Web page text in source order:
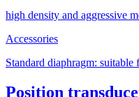
high density and aggressive
Accessories
Standard diaphragm: suitable
Position